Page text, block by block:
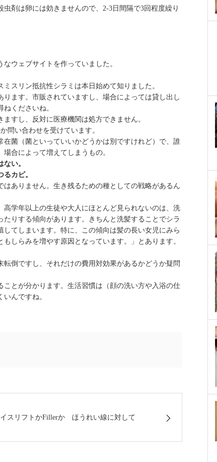
剤は卵には効きませんので、2-3日間隔で3回程度繰り
なウェブサイトを作っていました。
スリン抵抗性シラミは本日始めて知りました。
ります。市販されていますし、場合によっては貸し出し
くださいね。
すし、反対に医療機関は処方できません。
問い合わせを受けています。
菌（菌といっていいかどうかは別ですけれど）で、誰
合によって増えてしまうもの。
い。
カビ。
ありません。生き残るための種としての戦略があるん
学年以上の生徒や大人にほとんど見られないのは、洗
りする傾向があります。きちんと洗髪することでシラ
てしまいます。特に、この傾向は髪の長い女児にみら
しらみを増やす原因となっています。」とあります。
倒ですし、それだけの費用対効果があるかどうか疑問
とが分かります。生活習慣は（顔の洗い方や入浴の仕
んですね。
スリフトかFillerか ほうれい線に対して